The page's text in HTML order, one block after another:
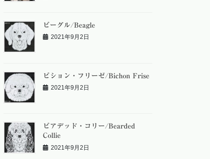
ビーグル/Beagle
2021年9月2日
ビション・フリーゼ/Bichon Frise
2021年9月2日
ビアデッド・コリー/Bearded
Collie
2021年9月2日